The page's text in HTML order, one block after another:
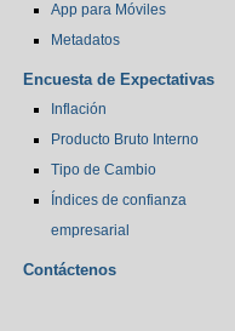
App para Móviles
Metadatos
Encuesta de Expectativas
Inflación
Producto Bruto Interno
Tipo de Cambio
Índices de confianza
empresarial
Contáctenos